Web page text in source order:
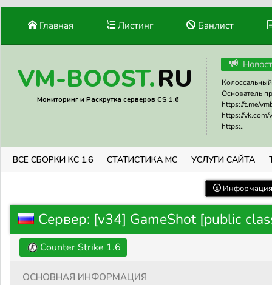
Главная Листинг Банлист
VM-BOOST.RU
Мониторинг и Раскрутка серверов CS 1.6
Основатель
https://t.me/
https://vk.com/
https:..
ВСЕ СБОРКИ КС 1.6 СТАТИСТИКА МС УСЛУГИ САЙТА
Сервер: [v34] GameShot [public
Counter Strike 1.6
Основная информация